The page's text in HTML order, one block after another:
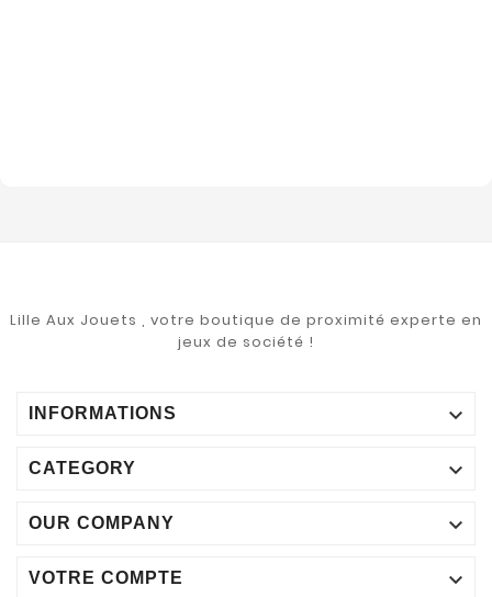
Lille Aux Jouets , votre boutique de proximité experte en
jeux de société !
INFORMATIONS 
CATEGORY 
OUR COMPANY 
VOTRE COMPTE 